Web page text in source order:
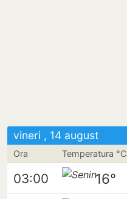
vineri , 14 august
Ora Temperatura °C
03:00 16°